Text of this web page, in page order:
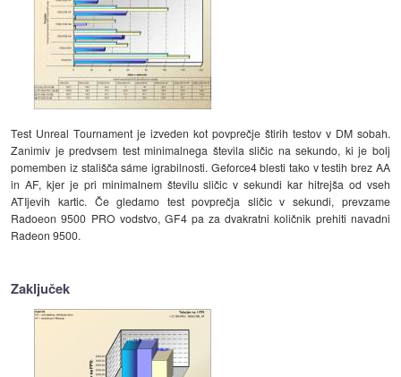
Test Unreal Tournament je izveden kot povprečje štirih testov v DM sobah.
Zanimiv je predvsem test minimalnega števila sličic na sekundo, ki je bolj
pomemben iz stališča sáme igrabilnosti. Geforce4 blesti tako v testih brez AA
in AF, kjer je pri minimalnem številu sličic v sekundi kar hitrejša od vseh
ATIjevih kartic. Če gledamo test povprečja sličic v sekundi, prevzame
Radoeon 9500 PRO vodstvo, GF4 pa za dvakratni količnik prehiti navadni
Radeon 9500.
Zaključek